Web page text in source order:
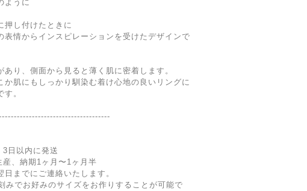
ように
押し付けたときに
表情からインスピレーションを受けたデザインで
あり、側面から見ると薄く肌に密着します。
か肌にもしっかり馴染む着け心地の良いリングに
。
日以内に発送
、納期1ヶ月〜1ヶ月半
までにご連絡いたします。
みでお好みのサイズをお作りすることが可能で